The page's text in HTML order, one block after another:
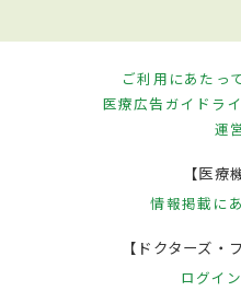
ご利用にあたっ
医療広告ガイドラ
運
【医療
情報掲載に
【ドクターズ・
ログイン